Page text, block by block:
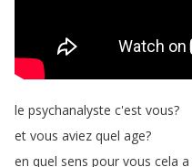
le psychanalyste c'est vous?
et vous aviez quel age?
en quel sens pour vous cela a